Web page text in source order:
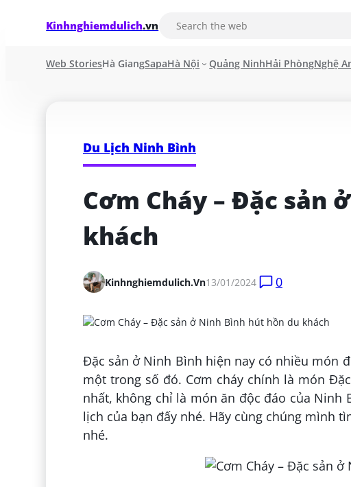
Kinhnghiemdulich.vn
Web StoriesHà GiangSapaHà Nội Quảng NinhHải PhòngNghệ
Du Lịch Ninh Bình
Cơm Cháy – Đặc sản
khách
Kinhnghiemdulich.vn13/01/2024 0
Đặc sản ở Ninh Bình hiện nay có nhiều món
một trong số đó. Cơm cháy chính là món
nhất, không chỉ là món ăn độc đáo của
lịch của bạn đấy nhé. Hãy cùng chúng mình
nhé.